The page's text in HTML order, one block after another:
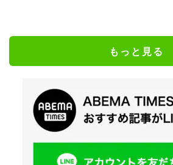
もっと見る